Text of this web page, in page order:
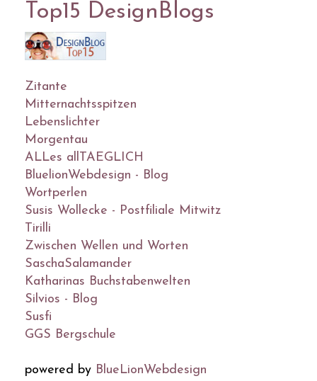
Top15 DesignBlogs
Zitante
Mitternachtsspitzen
Lebenslichter
Morgentau
ALLes allTAEGLICH
BluelionWebdesign - Blog
Wortperlen
Susis Wollecke - Postfiliale Mitwitz
Tirilli
Zwischen Wellen und Worten
SaschaSalamander
Katharinas Buchstabenwelten
Silvios - Blog
Susfi
GGS Bergschule
powered by BlueLionWebdesign